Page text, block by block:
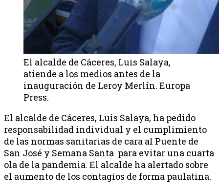
El alcalde de Cáceres, Luis Salaya,
atiende a los medios antes de la
inauguración de Leroy Merlín. Europa
Press.
El alcalde de Cáceres, Luis Salaya, ha pedido
responsabilidad individual y el cumplimiento
de las normas sanitarias de cara al Puente de
San José y Semana Santa para evitar una cuarta
ola de la pandemia. El alcalde ha alertado sobre
el aumento de los contagios de forma paulatina.